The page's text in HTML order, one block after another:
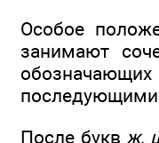
Особое
занимают
После букв ж,